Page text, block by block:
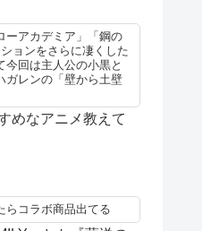
アカデミア」「鋼の
ョンをさらに凄くした
回は主人公の小黒と
レンの「壁から土壁
めなアニメ教えて
らコラボ商品出てる